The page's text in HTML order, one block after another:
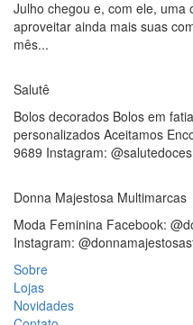
Julho chegou e, com ele, uma
aproveitar ainda mais suas
mês...
Salutê
Bolos decorados Bolos em
personalizados Aceitamos
9689 Instagram: @salutedoces
Donna Majestosa Multimarcas
Moda Feminina Facebook:
Instagram:
Sobre
Lojas
Novidades